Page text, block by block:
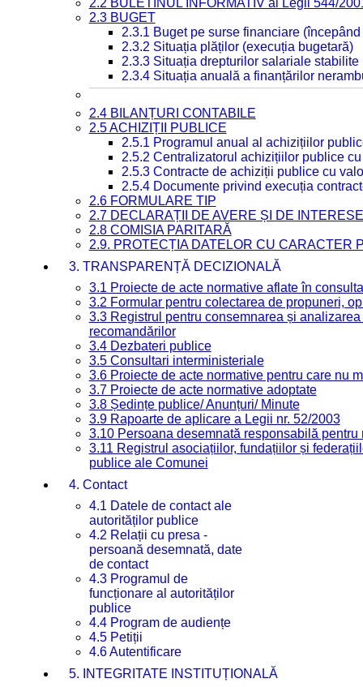
2.2 BULETINUL INFORMATIV al Legii 544/
2.3 BUGET
2.3.1 Buget pe surse financiare
2.3.2 Situația plăților (execuția bugetară)
2.3.3 Situația drepturilor salariale
2.3.4 Situația anuală a finanțărilor
2.4 BILANȚURI CONTABILE
2.5 ACHIZIȚII PUBLICE
2.5.1 Programul anual al achizițiilor
2.5.2 Centralizatorul achizițiilor publice
2.5.3 Contracte de achiziții publice cu
2.5.4 Documente privind execuția
2.6 FORMULARE TIP
2.7 DECLARAȚII DE AVERE ȘI DE INTERESE
2.8 COMISIA PARITARĂ
2.9. PROTECȚIA DATELOR CU CARACTER
3. TRANSPARENȚĂ DECIZIONALĂ
3.1 Proiecte de acte normative aflate în
3.2 Formular pentru colectarea de propuneri,
3.3 Registrul pentru consemnarea și
recomandărilor
3.4 Dezbateri publice
3.5 Consultari interministeriale
3.6 Proiecte de acte normative pentru care nu
3.7 Proiecte de acte normative adoptate
3.8 Ședințe publice/ Anunțuri/ Minute
3.9 Rapoarte de aplicare a Legii nr. 52/2003
3.10 Persoana desemnată responsabilă
3.11 Registrul asociațiilor, fundațiilor și
publice ale Comunei
4. Contact
4.1 Datele de contact ale
autorităților publice
4.2 Relații cu presa -
persoană desemnată, date
de contact
4.3 Programul de
funcționare al autorităților
publice
4.4 Program de audiențe
4.5 Petiții
4.6 Autentificare
5. INTEGRITATE INSTITUȚIONALĂ